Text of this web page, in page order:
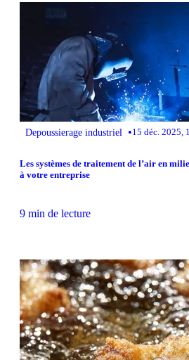
Depoussierage industriel •15 déc. 2025,
Les systèmes de traitement de l’air en
à votre entreprise
9 min de lecture